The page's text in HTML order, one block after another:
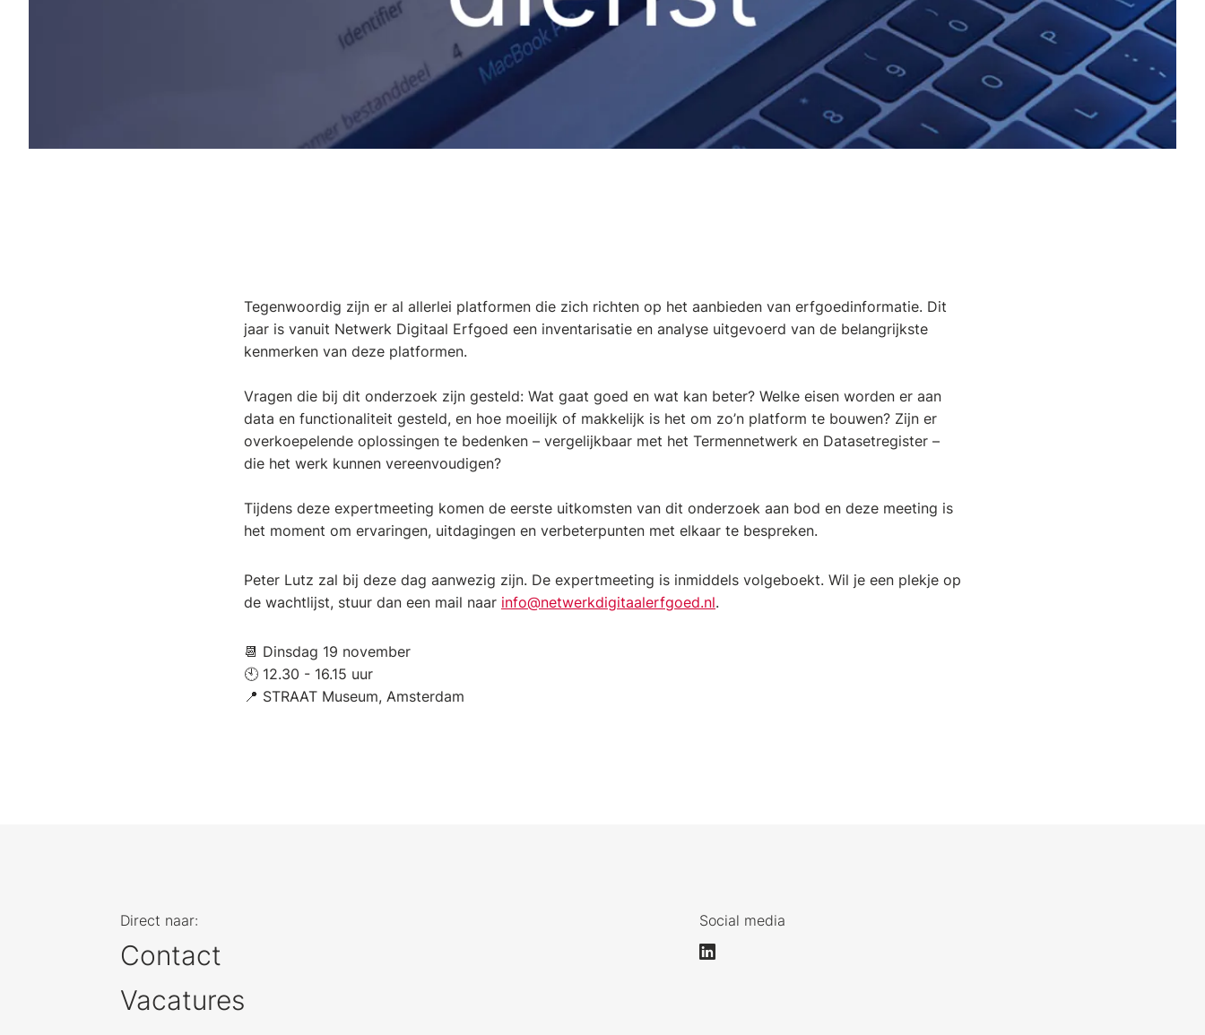
Tegenwoordig zijn er al allerlei platformen die zich richten op het aanbieden van erfgoedinformatie. Dit
jaar is vanuit Netwerk Digitaal Erfgoed een inventarisatie en analyse uitgevoerd van de belangrijkste
kenmerken van deze platformen.
Vragen die bij dit onderzoek zijn gesteld: Wat gaat goed en wat kan beter? Welke eisen worden er aan
data en functionaliteit gesteld, en hoe moeilijk of makkelijk is het om zo’n platform te bouwen? Zijn er
overkoepelende oplossingen te bedenken – vergelijkbaar met het Termennetwerk en Datasetregister –
die het werk kunnen vereenvoudigen?
Tijdens deze expertmeeting komen de eerste uitkomsten van dit onderzoek aan bod en deze meeting is
het moment om ervaringen, uitdagingen en verbeterpunten met elkaar te bespreken.
Peter Lutz zal bij deze dag aanwezig zijn. De expertmeeting is inmiddels volgeboekt. Wil je een plekje op
de wachtlijst, stuur dan een mail naar info@netwerkdigitaalerfgoed.nl.
📆 Dinsdag 19 november
🕙 12.30 - 16.15 uur
📍 STRAAT Museum, Amsterdam
Direct naar:
Contact
Vacatures
Social media